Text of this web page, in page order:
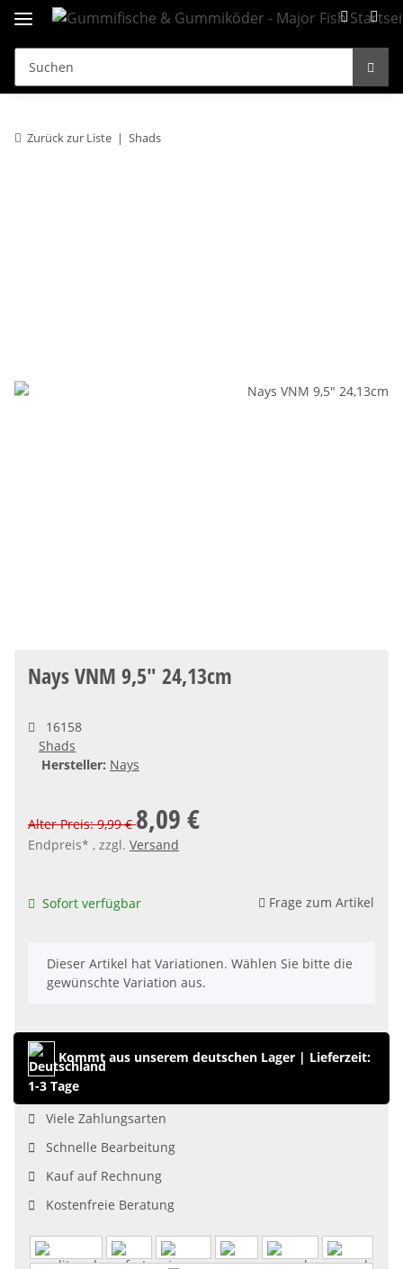
Zurück zur Liste Shads
Nays VNM 9,5" 24,13cm
16158
Shads
Hersteller: Nays
Alter Preis: 9,99 €8,09 €
Endpreis* , zzgl. Versand
Sofort verfügbar Frage zum Artikel
x
Dieser Artikel hat Variationen. Wählen Sie bitte die
gewünschte Variation aus.
Kommt aus unserem deutschen Lager | Lieferzeit:
1-3 Tage
Viele Zahlungsarten
Schnelle Bearbeitung
Kauf auf Rechnung
Kostenfreie Beratung